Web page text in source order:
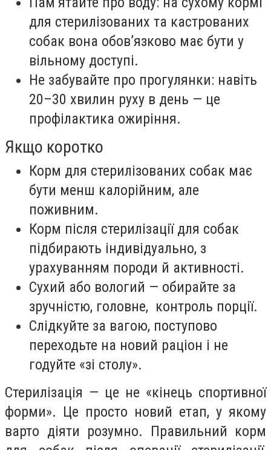
для стерилізованих та кастрованих
собак вона обов’язково має бути у
вільному доступі.
Не забувайте про прогулянки: навіть
20–30 хвилин руху в день — це
профілактика ожиріння.
Якщо коротко
Корм для стерилізованих собак має
бути менш калорійним, але
поживним.
Корм після стерилізації для собак
підбирають індивідуально, з
урахуванням породи й активності.
Сухий або вологий — обирайте за
зручністю, головне, контроль порції.
Слідкуйте за вагою, поступово
переходьте на новий раціон і не
годуйте «зі столу».
Стерилізація — це не «кінець спортивної
форми». Це просто новий етап, у якому
варто діяти розумно. Правильний корм